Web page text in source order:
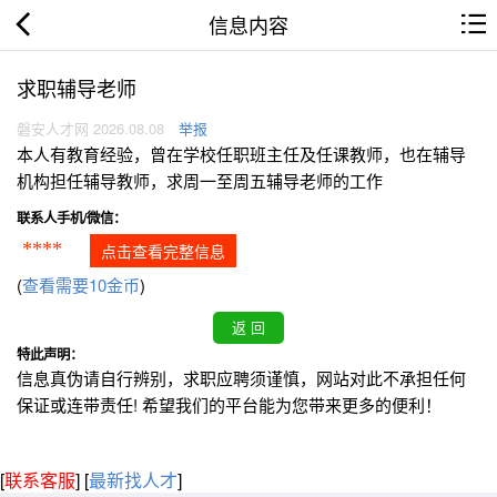
信息内容
求职辅导老师
磐安人才网 2026.08.08 举报
本人有教育经验，曾在学校任职班主任及任课教师，也在辅导
机构担任辅导教师，求周一至周五辅导老师的工作
联系人手机/微信：
**** 点击查看完整信息
(查看需要10金币)
特此声明：
信息真伪请自行辨别，求职应聘须谨慎，网站对此不承担任何
保证或连带责任! 希望我们的平台能为您带来更多的便利！
[联系客服] [最新找人才]